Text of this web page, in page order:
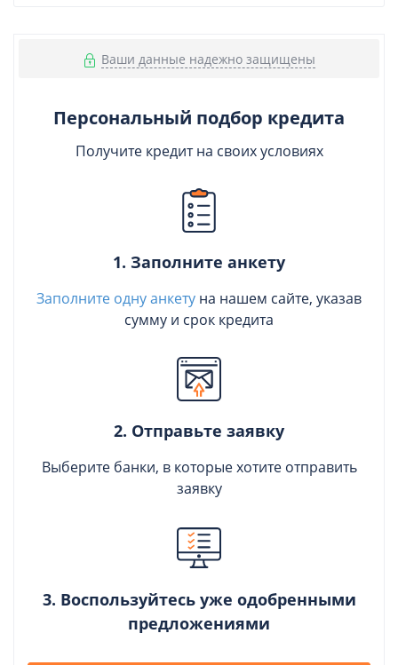
Ваши данные надежно защищены
Персональный подбор кредита
Получите кредит на своих условиях
1. Заполните анкету
Заполните одну анкету на нашем сайте, указав
сумму и срок кредита
2. Отправьте заявку
Выберите банки, в которые хотите отправить
заявку
3. Воспользуйтесь уже одобренными
предложениями